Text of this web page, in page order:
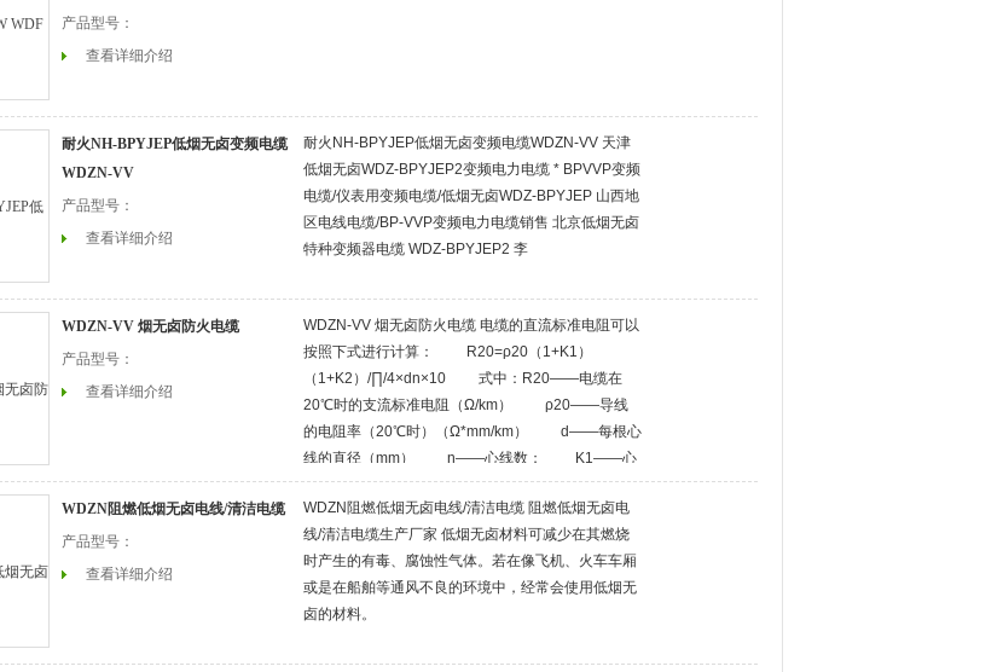
产品型号：
查看详细介绍
耐火NH-BPYJEP低烟无卤变频电缆
WDZN-VV
产品型号：
查看详细介绍
耐火NH-BPYJEP低烟无卤变频电缆WDZN-VV 天津
低烟无卤WDZ-BPYJEP2变频电力电缆 * BPVVP变频
电缆/仪表用变频电缆/低烟无卤WDZ-BPYJEP 山西地
区电线电缆/BP-VVP变频电力电缆销售 北京低烟无卤
特种变频器电缆 WDZ-BPYJEP2 李
WDZN-VV 烟无卤防火电缆
产品型号：
查看详细介绍
WDZN-VV 烟无卤防火电缆 电缆的直流标准电阻可以
按照下式进行计算： R20=ρ20（1+K1）
（1+K2）/∏/4×dn×10 式中：R20——电缆在
20℃时的支流标准电阻（Ω/km） ρ20——导线
的电阻率（20℃时）（Ω*mm/km） d——每根心
线的直径（mm） n——心线数； K1——心
线扭绞率，约0.0
WDZN阻燃低烟无卤电线/清洁电缆
产品型号：
查看详细介绍
WDZN阻燃低烟无卤电线/清洁电缆 阻燃低烟无卤电
线/清洁电缆生产厂家 低烟无卤材料可减少在其燃烧
时产生的有毒、腐蚀性气体。若在像飞机、火车车厢
或是在船舶等通风不良的环境中，经常会使用低烟无
卤的材料。